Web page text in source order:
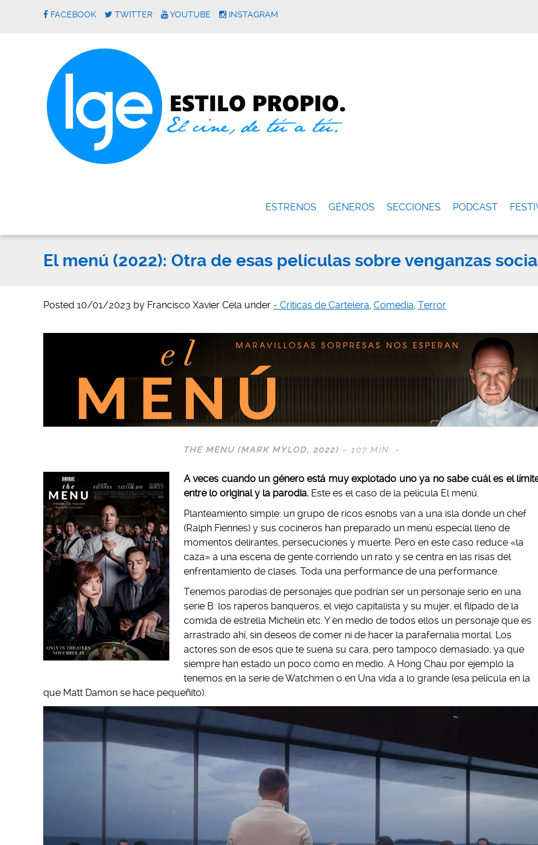
FACEBOOK TWITTER YOUTUBE INSTAGRAM
ESTRENOS GÉNEROS SECCIONES PODCAST
El menú (2022): Otra de esas películas sobre venganzas
Posted 10/01/2023 by Francisco Xavier Cela under - Críticas de Cartelera, Comedia, Terror
THE MENU (MARK MYLOD, 2022) – 107 MIN. –
A veces cuando un género está muy explotado uno ya no sabe cuál es el
entre lo original y la parodia. Este es el caso de la película El menú.
Planteamiento simple: un grupo de ricos esnobs van a una isla donde un chef
(Ralph Fiennes) y sus cocineros han preparado un menú especial lleno de
momentos delirantes, persecuciones y muerte. Pero en este caso reduce «la
caza» a una escena de gente corriendo un rato y se centra en las risas del
enfrentamiento de clases. Toda una performance de una performance.
Tenemos parodias de personajes que podrían ser un personaje serio en una
serie B: los raperos banqueros, el viejo capitalista y su mujer, el flipado de la
comida de estrella Michelín etc. Y en medio de todos ellos un personaje que es
arrastrado ahí, sin deseos de comer ni de hacer la parafernalia mortal. Los
actores son de esos que te suena su cara, pero tampoco demasiado, ya que
siempre han estado un poco como en medio. A Hong Chau por ejemplo la
tenemos en la serie de Watchmen o en Una vida a lo grande (esa película en la
que Matt Damon se hace pequeñito).